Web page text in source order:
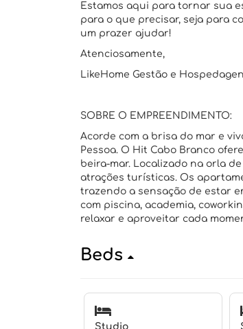
Estamos aqui para tornar sua
para o que precisar, seja para
um prazer ajudar!
Atenciosamente,
LikeHome Gestão e
SOBRE O EMPREENDIMENTO:
Acorde com a brisa do mar e
Pessoa. O Hit Cabo Branco
beira-mar. Localizado na orla
atrações turísticas. Os
trazendo a sensação de estar
com piscina, academia,
relaxar e aproveitar cada
Beds
Studio